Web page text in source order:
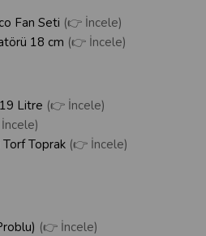
Fan Seti (👉 İncele)
18 cm (👉 İncele)
Litre (👉 İncele)
Toprak (👉 İncele)
(👉 İncele)